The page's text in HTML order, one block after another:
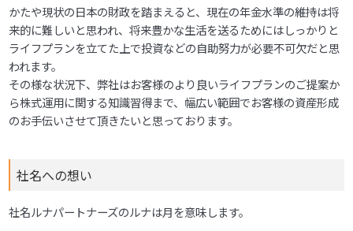
かたや現状の日本の財政を踏まえると、現在の年金水準の維持は将
来的に難しいと思われ、将来豊かな生活を送るためにはしっかりと
ライフプランを立てた上で投資などの自助努力が必要不可欠だと思
われます。
その様な状況下、弊社はお客様のより良いライフプランのご提案か
ら株式運用に関する知識習得まで、幅広い範囲でお客様の資産形成
のお手伝いさせて頂きたいと思っております。
社名への想い
社名ルナパートナーズのルナは月を意味します。